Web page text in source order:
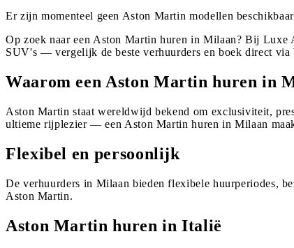
Er zijn momenteel geen Aston Martin modellen
Op zoek naar een Aston Martin huren in Milaan? Bij Luxe
SUV's — vergelijk de beste verhuurders en boek direct via
Waarom een Aston Martin huren in
Aston Martin staat wereldwijd bekend om exclusiviteit,
ultieme rijplezier — een Aston Martin huren in Milaan
Flexibel en persoonlijk
De verhuurders in Milaan bieden flexibele huurperiodes,
Aston Martin.
Aston Martin huren in Italië